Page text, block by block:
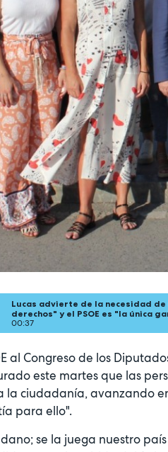
Lucas advierte de la necesidad
derechos" y el PSOE es "la única
00:37
al Congreso de los
este martes que las
la ciudadanía, avanzando
para ello".
se la juega nuestro